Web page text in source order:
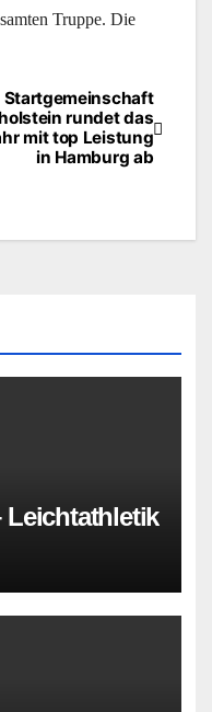
Truppe. Die
Startgemeinschaft
rundet das
mit top Leistung
in Hamburg ab
Leichtathletik